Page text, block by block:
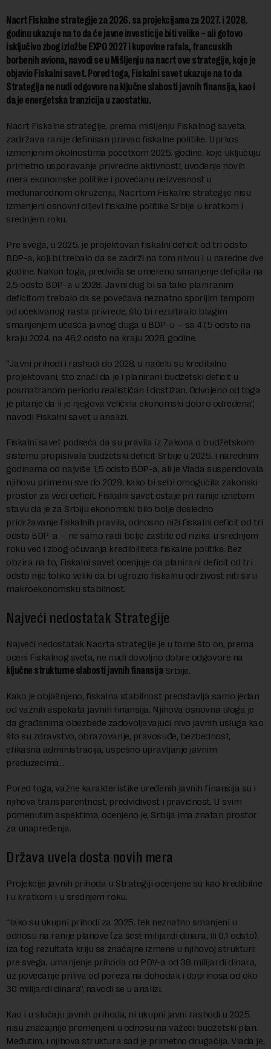
Nacrt Fiskalne strategije za 2026. sa projekcijama za 2027. i 2028.
godinu ukazuje na to da će javne investicije biti velike – ali gotovo
isključivo zbog izložbe EXPO 2027 i kupovine rafala, francuskih
borbenih aviona, navodi se u Mišljenju na nacrt ove strategije, koje je
objavio Fiskalni savet. Pored toga, Fiskalni savet ukazuje na to da
Strategija ne nudi odgovore na ključne slabosti javnih finansija, kao i
da je energetska tranzicija u zaostatku.
Nacrt Fiskalne strategije, prema mišljenju Fiskalnog saveta,
zadržava ranije definisan pravac fiskalne politike. Uprkos
izmenjenim okolnostima početkom 2025. godine, koje uključuju
primetno usporavanje privredne aktivnosti, uvođenje novih
mera ekonomske politike i povećanu neizvesnost u
međunarodnom okruženju, Nacrtom Fiskalne strategije nisu
izmenjeni osnovni ciljevi fiskalne politike Srbije u kratkom i
srednjem roku.
Pre svega, u 2025. je projektovan fiskalni deficit od tri odsto
BDP-a, koji bi trebalo da se zadrži na tom nivou i u naredne dve
godine. Nakon toga, predviđa se umereno smanjenje deficita na
2,5 odsto BDP-a u 2028. Javni dug bi sa tako planiranim
deficitom trebalo da se povećava neznatno sporijim tempom
od očekivanog rasta privrede, što bi rezultiralo blagim
smanjenjem učešća javnog duga u BDP-u – sa 47,5 odsto na
kraju 2024. na 46,2 odsto na kraju 2028. godine.
“Javni prihodi i rashodi do 2028. u načelu su kredibilno
projektovani, što znači da je i planirani budžetski deficit u
posmatranom periodu realističan i dostižan. Odvojeno od toga
je pitanje da li je njegova veličina ekonomski dobro određena”,
navodi Fiskalni savet u analizi.
Fiskalni savet podseća da su pravila iz Zakona o budžetskom
sistemu propisivala budžetski deficit Srbije u 2025. i narednim
godinama od najviše 1,5 odsto BDP-a, ali je Vlada suspendovala
njihovu primenu sve do 2029, kako bi sebi omogućila zakonski
prostor za veći deficit. Fiskalni savet ostaje pri ranije iznetom
stavu da je za Srbiju ekonomski bilo bolje dosledno
pridržavanje fiskalnih pravila, odnosno niži fiskalni deficit od tri
odsto BDP-a – ne samo radi bolje zaštite od rizika u srednjem
roku već i zbog očuvanja kredibiliteta fiskalne politike. Bez
obzira na to, Fiskalni savet ocenjuje da planirani deficit od tri
odsto nije toliko veliki da bi ugrozio fiskalnu održivost niti širu
makroekonomsku stabilnost.
Najveći nedostatak Strategije
Najveći nedostatak Nacrta strategije je u tome što on, prema
oceni Fiskalnog sveta, ne nudi dovoljno dobre odgovore na
ključne strukturne slabosti javnih finansijaSrbije.
Kako je objašnjeno, fiskalna stabilnost predstavlja samo jedan
od važnih aspekata javnih finansija. Njihova osnovna uloga je
da građanima obezbede zadovoljavajući nivo javnih usluga kao
što su zdravstvo, obrazovanje, pravosuđe, bezbednost,
efikasna administracija, uspešno upravljanje javnim
preduzećima…
Pored toga, važne karakteristike uređenih javnih finansija su i
njihova transparentnost, predvidivost i pravičnost. U svim
pomenutim aspektima, ocenjeno je, Srbija ima znatan prostor
za unapređenja.
Država uvela dosta novih mera
Projekcije javnih prihoda u Strategiji ocenjene su kao kredibilne
i u kratkom i u srednjem roku.
“Iako su ukupni prihodi za 2025. tek neznatno smanjeni u
odnosu na ranije planove (za šest milijardi dinara, ili 0,1 odsto),
iza tog rezultata kriju se značajne izmene u njihovoj strukturi:
pre svega, umanjenje prihoda od PDV-a od 38 milijardi dinara,
uz povećanje priliva od poreza na dohodak i doprinosa od oko
30 milijardi dinara”, navodi se u analizi.
Kao i u slučaju javnih prihoda, ni ukupni javni rashodi u 2025.
nisu značajnije promenjeni u odnosu na važeći budžetski plan.
Međutim, i njihova struktura sad je primetno drugačija. Vlada je,